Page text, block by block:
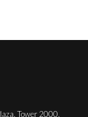
Tower 2000,